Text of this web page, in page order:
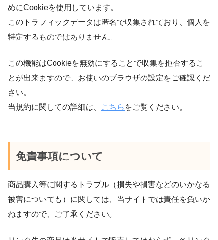
めにCookieを使用しています。
このトラフィックデータは匿名で収集されており、個人を
特定するものではありません。
この機能はCookieを無効にすることで収集を拒否するこ
とが出来ますので、お使いのブラウザの設定をご確認くだ
さい。
当規約に関しての詳細は、
こちら をご覧ください。
免責事項について
商品購入等に関するトラブル（損失や損害などのいかなる
被害についても）に関しては、当サイトでは責任を負いか
ねますので、ご了承ください。